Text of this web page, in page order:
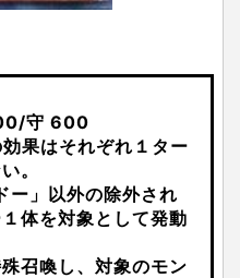
守 600
果はそれぞれ１ター
。
ー」以外の除外され
体を対象として発動
召喚し、対象のモン